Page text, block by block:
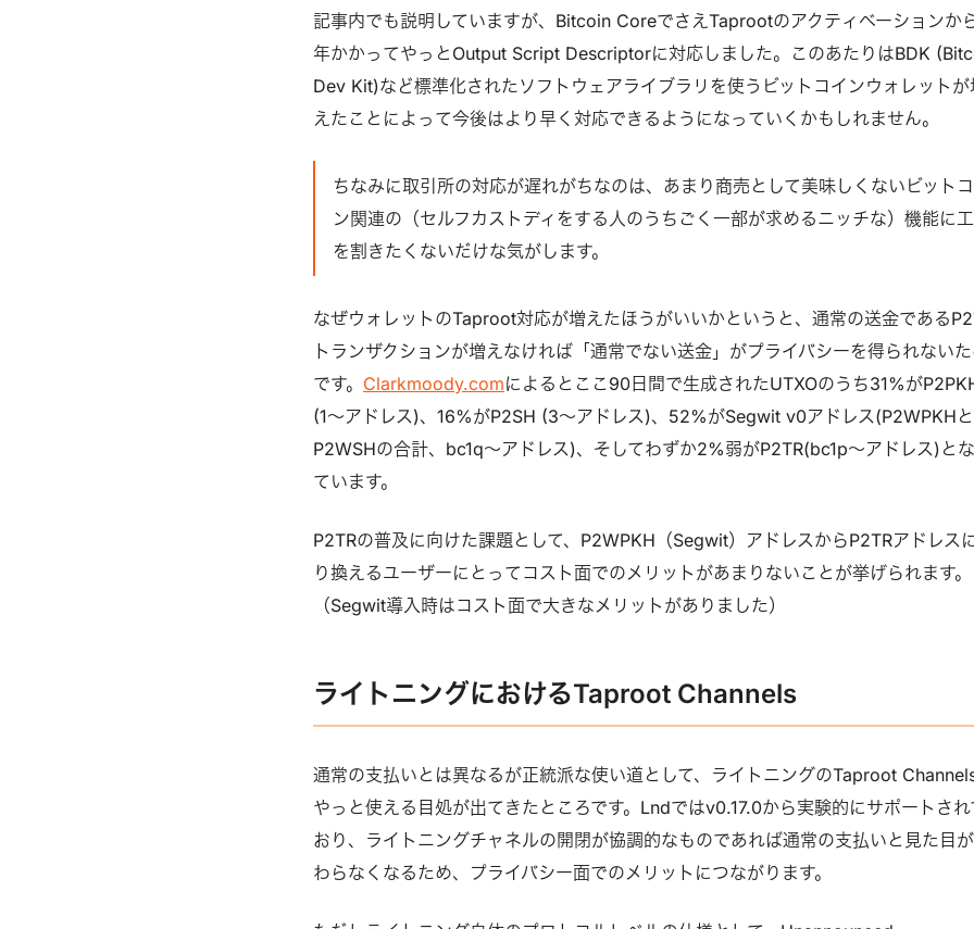
P2TRアドレス(bech32m)生成用のDescriptorが実装されまし
た。まだ新規アドレス生成方式の既定はP2WSHアドレス
(bech32)のままですが、P2TRを既定に設定することもできま
Script Descriptorとは何なのかについて解説します。 HDウォ
はBIP32に定義されたHDウォレットの可能性が高いです。そ
う、あの12/24単語のシードフレーズから、バージョンなどい
くつかの情報を元に秘密鍵が大量に生成できるものです。 シー
記事内でも説明していますが、Bitcoin CoreでさえTaprootのアクティベーションか
年かかってやっとOutput Script Descriptorに対応しました。このあたりはBDK
Dev Kit)など標準化されたソフトウェアライブラリを使うビットコインウォレットが
えたことによって今後はより早く対応できるようになっていくかもしれません。
ちなみに取引所の対応が遅れがちなのは、あまり商売として美味しくないビット
ン関連の（セルフカストディをする人のうちごく一部が求めるニッチな）機能に
を割きたくないだけな気がします。
なぜウォレットのTaproot対応が増えたほうがいいかというと、通常の送金である
トランザクションが増えなければ「通常でない送金」がプライバシーを得られない
です。 Clarkmoody.comによるとここ90日間で生成されたUTXOのうち31%が
(1～アドレス)、16%がP2SH (3～アドレス)、52%がSegwit v0アドレス(P2WPKHと
P2WSHの合計、bc1q～アドレス)、そしてわずか2%弱がP2TR(bc1p～アドレス)と
ています。
P2TRの普及に向けた課題として、P2WPKH（Segwit）アドレスからP2TRアドレス
り換えるユーザーにとってコスト面でのメリットがあまりないことが挙げられます。
（Segwit導入時はコスト面で大きなメリットがありました）
ライトニングにおけるTaproot Channels
通常の支払いとは異なるが正統派な使い道として、ライトニングのTaproot
やっと使える目処が出てきたところです。Lndではv0.17.0から実験的にサポートされ
おり、ライトニングチャネルの開閉が協調的なものであれば通常の支払いと見た目
わらなくなるため、プライバシー面でのメリットにつながります。